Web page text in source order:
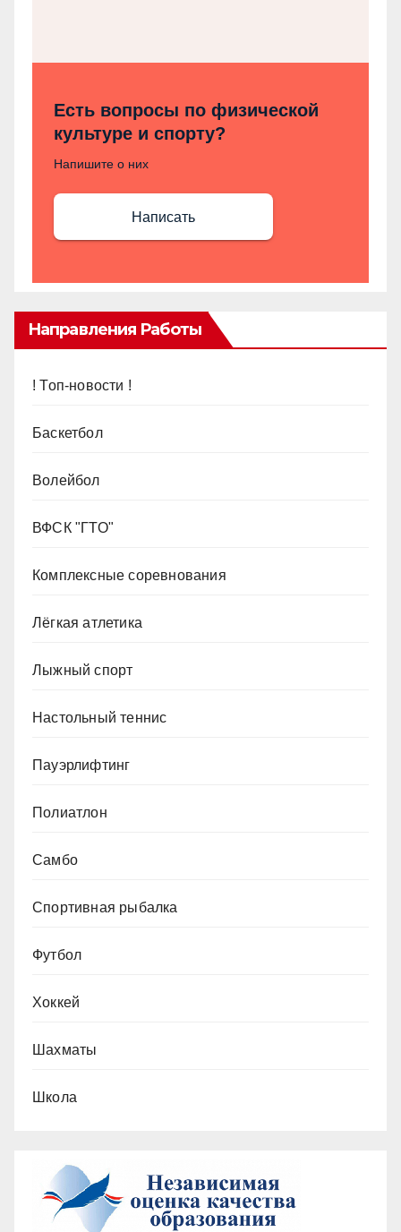
Есть вопросы по физической
культуре и спорту?
Напишите о них
Написать
Направления Работы
! Топ-новости !
Баскетбол
Волейбол
ВФСК "ГТО"
Комплексные соревнования
Лёгкая атлетика
Лыжный спорт
Настольный теннис
Пауэрлифтинг
Полиатлон
Самбо
Спортивная рыбалка
Футбол
Хоккей
Шахматы
Школа